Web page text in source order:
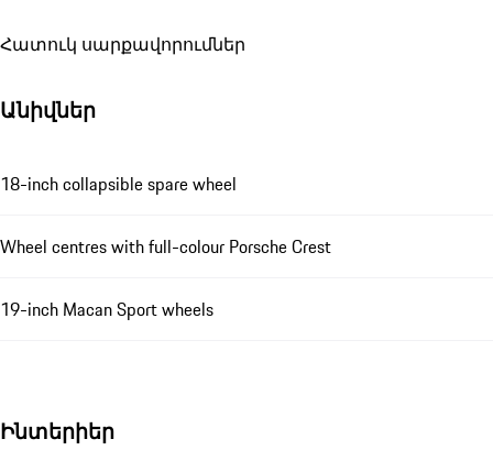
Հատուկ սարքավորումներ
Անիվներ
18-inch collapsible spare wheel
Wheel centres with full-colour Porsche Crest
19-inch Macan Sport wheels
Ինտերիեր